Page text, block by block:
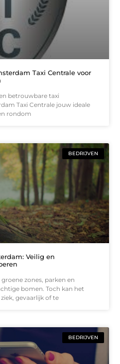
Taxi Centrale voor
betrouwbare taxi
Taxi Centrale jouw ideale
rondom
BEDRIJVEN
Veilig en
zones, parken en
bomen. Toch kan het
gevaarlijk of te
BEDRIJVEN